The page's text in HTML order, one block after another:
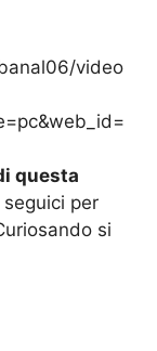
video
questa
per
si